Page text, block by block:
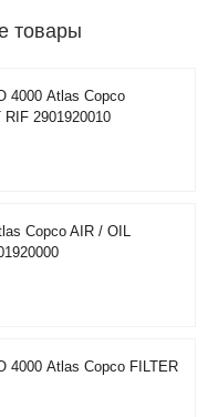
товары
4000 Atlas Copco
2901920010
Copco AIR / OIL
4000 Atlas Copco FILTER